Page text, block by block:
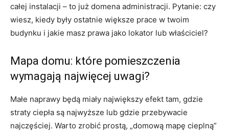
całej instalacji – to już domena administracji. Pytanie: czy
wiesz, kiedy były ostatnie większe prace w twoim
budynku i jakie masz prawa jako lokator lub właściciel?
Mapa domu: które pomieszczenia
wymagają najwięcej uwagi?
Małe naprawy będą miały największy efekt tam, gdzie
straty ciepła są najwyższe lub gdzie przebywacie
najczęściej. Warto zrobić prostą, „domową mapę cieplną”